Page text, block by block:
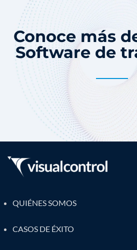
Conoce más
Software de
QUIÉNES SOMOS
CASOS DE ÉXITO